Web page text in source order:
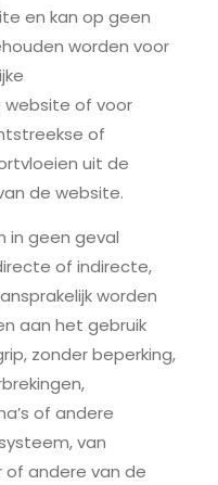
en kan op geen
worden voor
website of voor
of
uit de
de website.
in geen geval
of indirecte,
worden
aan het gebruik
zonder beperking,
of andere
van
andere van de